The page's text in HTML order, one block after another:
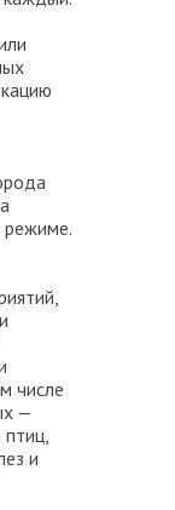
числе
—
птиц,
и